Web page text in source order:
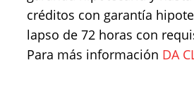
créditos con garantía
lapso de 72 horas con
Para más información DA